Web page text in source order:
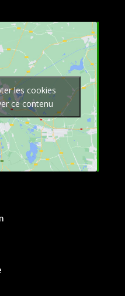
les cookies
ce contenu